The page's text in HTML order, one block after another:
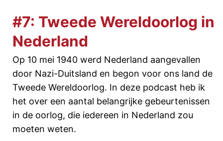
#7: Tweede Wereldoorlog in
Nederland
Op 10 mei 1940 werd Nederland aangevallen
door Nazi-Duitsland en begon voor ons land de
Tweede Wereldoorlog. In deze podcast heb ik
het over een aantal belangrijke gebeurtenissen
in de oorlog, die iedereen in Nederland zou
moeten weten.